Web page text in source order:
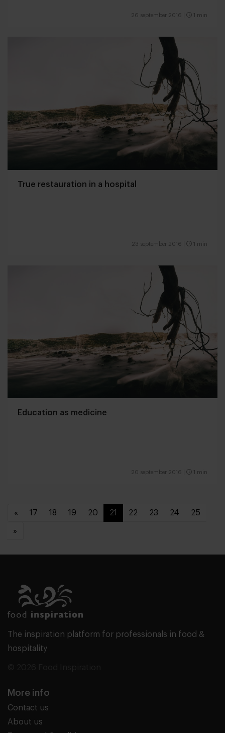
26 september 2016 1 min
True restauration in a hospital
23 september 2016 1 min
Education as medicine
20 september 2016 1 min
« 17 18 19 20 21 22 23 24 25
»
The inspiration platform for professionals in food &
hospitality
More info
Contact us
About us